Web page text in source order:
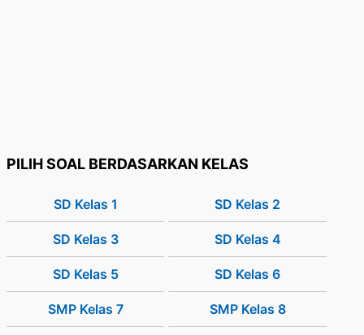
PILIH SOAL BERDASARKAN KELAS
SD Kelas 1 SD Kelas 2
SD Kelas 3 SD Kelas 4
SD Kelas 5 SD Kelas 6
SMP Kelas 7 SMP Kelas 8